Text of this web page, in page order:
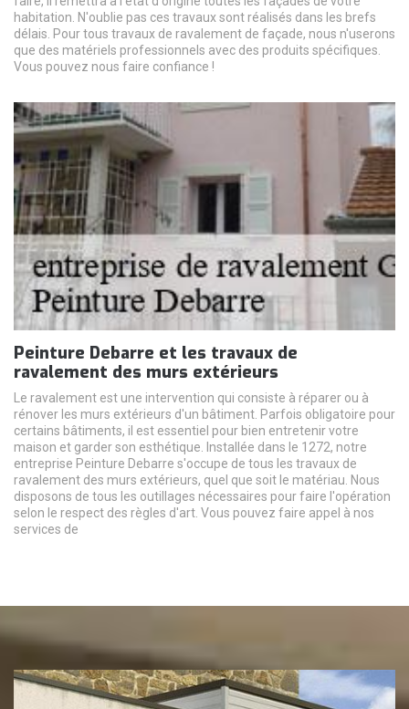
habitation. N'oublie pas ces travaux sont réalisés dans les brefs
délais. Pour tous travaux de ravalement de façade, nous n'userons
que des matériels professionnels avec des produits spécifiques.
Vous pouvez nous faire confiance !
Peinture Debarre et les travaux de
ravalement des murs extérieurs
Le ravalement est une intervention qui consiste à réparer ou à
rénover les murs extérieurs d'un bâtiment. Parfois obligatoire pour
certains bâtiments, il est essentiel pour bien entretenir votre
maison et garder son esthétique. Installée dans le 1272, notre
entreprise Peinture Debarre s'occupe de tous les travaux de
ravalement des murs extérieurs, quel que soit le matériau. Nous
disposons de tous les outillages nécessaires pour faire l'opération
selon le respect des règles d'art. Vous pouvez faire appel à nos
services de